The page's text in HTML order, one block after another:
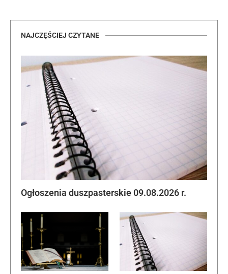
NAJCZĘŚCIEJ CZYTANE
Ogłoszenia duszpasterskie 09.08.2026 r.